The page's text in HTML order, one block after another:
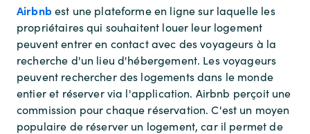
Airbnbest une plateforme en ligne sur laquelle les
propriétaires qui souhaitent louer leur logement
peuvent entrer en contact avec des voyageurs à la
recherche d'un lieu d'hébergement. Les voyageurs
peuvent rechercher des logements dans le monde
entier et réserver via l'application. Airbnb perçoit une
commission pour chaque réservation. C'est un moyen
populaire de réserver un logement, car il permet de